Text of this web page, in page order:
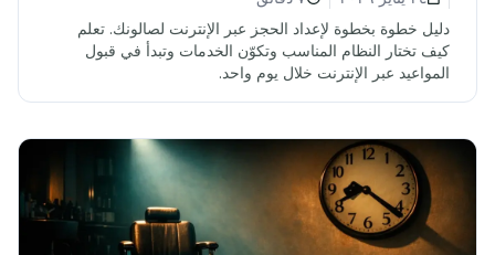
دليل خطوة بخطوة لإعداد الحجز عبر الإنترنت لصالونك. تعلم
كيف تختار النظام المناسب وتكوّن الخدمات وتبدأ في قبول
المواعيد عبر الإنترنت خلال يوم واحد.